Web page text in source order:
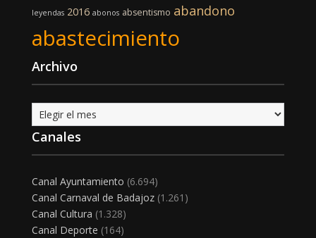
leyendas 2016 abonos absentismo abandono
abastecimiento
Archivo
Archivo
Canales
Canal Ayuntamiento (6.694)
Canal Carnaval de Badajoz(1.261)
Canal Cultura (1.328)
Canal Deporte (164)